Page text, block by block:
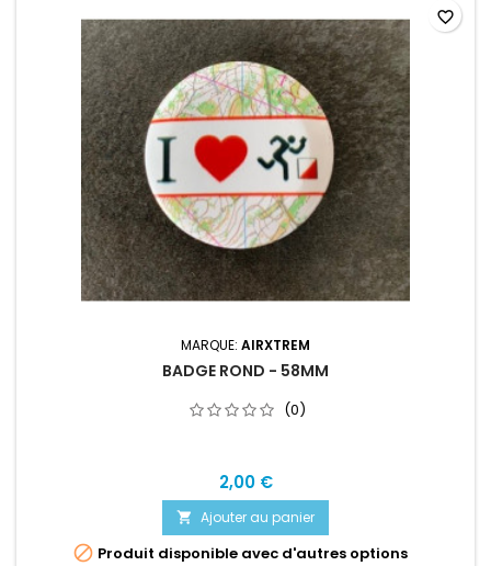
MARQUE: AIRXTREM
BADGE ROND - 58MM
(0)
2,00 €
 Ajouter au panier
 Produit disponible avec d'autres options
favorite_border